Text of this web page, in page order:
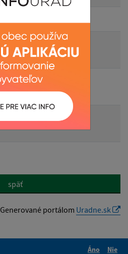
späť
Generované portálom Uradne.sk
Áno
Nie